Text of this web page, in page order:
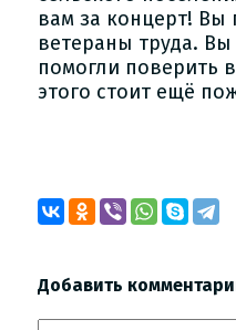
вам за концерт!
ветераны труда.
помогли поверить
этого стоит ещё
В
Добавить